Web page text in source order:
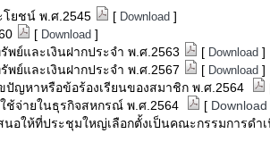
ยชน์ พ.ศ.2545
[ Download ]
[ Download ]
พย์และเงินฝากประจำ พ.ศ.2563
[ Download ]
พย์และเงินฝากประจำ พ.ศ.2567
[ Download ]
ปัญหาหรือข้อร้องเรียนของสมาชิก พ.ศ.2564
ช้จ่ายในธุรกิจสหกรณ์ พ.ศ.2564
[ Download
นอให้ที่ประชุมใหญ่เลือกตั้งเป็นคณะกรรมการดำ